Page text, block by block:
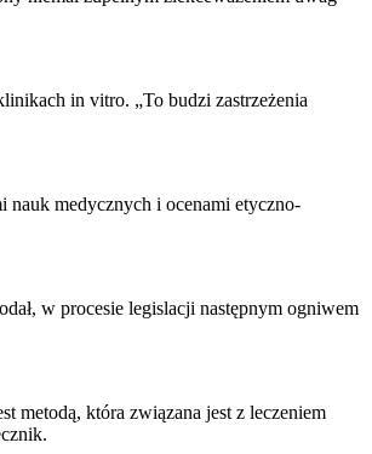
in vitro. „To budzi zastrzeżenia
nauk medycznych i ocenami etyczno-
w procesie legislacji następnym ogniwem
metodą, która związana jest z leczeniem